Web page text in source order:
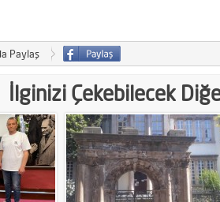
Paylaş
İlginizi Çekebilecek